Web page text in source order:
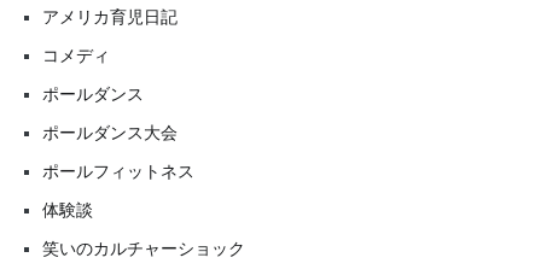
アメリカ育児日記
コメディ
ポールダンス
ポールダンス大会
ポールフィットネス
体験談
笑いのカルチャーショック